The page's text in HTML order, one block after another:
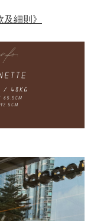
及細則》